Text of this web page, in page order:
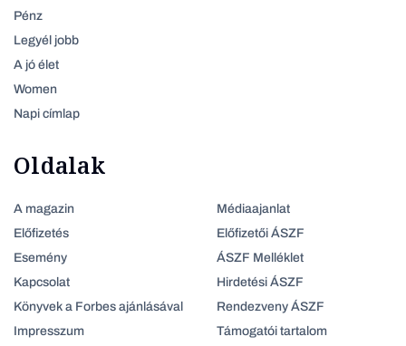
Pénz
Legyél jobb
A jó élet
Women
Napi címlap
Oldalak
A magazin
Előfizetés
Esemény
Kapcsolat
Könyvek a Forbes ajánlásával
Impresszum
Médiaajanlat
Előfizetői ÁSZF
ÁSZF Melléklet
Hirdetési ÁSZF
Rendezveny ÁSZF
Támogatói tartalom